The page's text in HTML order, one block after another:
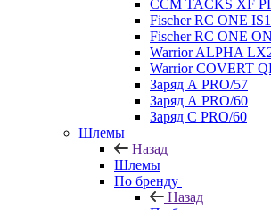
CCM TACKS XF
Fischer RC ONE IS1
Fischer RC ONE
Warrior ALPHA
Warrior COVERT
Заряд А PRO/57
Заряд А PRO/60
Заряд С PRO/60
Шлемы
Назад
Шлемы
По бренду
Назад